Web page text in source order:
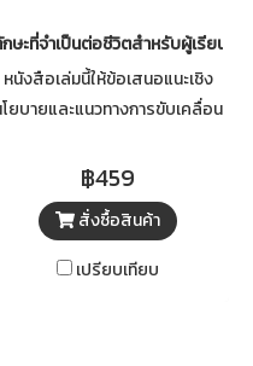
ษะที่จำเป็นต่อชีวิตสำหรับผู้เรียนใน
หนังสือเล่มนี้ให้ข้อเสนอแนะเชิง
ยบายและแนวทางการขับเคลื่อน
สำหรับผู้เรียนในโลกยุคใหม่อย่าง
เป็นรูปธรรม ทั้งในระดับห้องเรียน
โรงเรียน และระบบการศึกษาโดย
รวม ด้วยความร่วมมือจากทุกภาค
฿459
สั่งซื้อสินค้า
เปรียบเทียบ